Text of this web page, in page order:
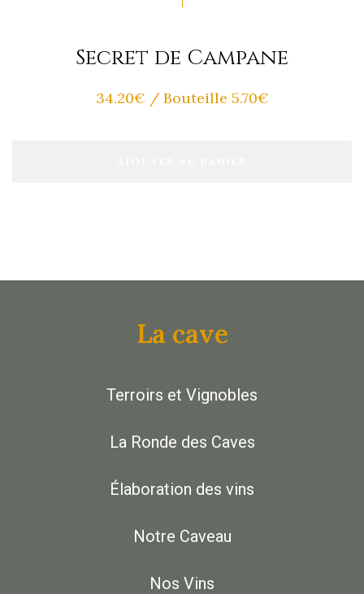
Secret de Campane
34.20€ / Bouteille 5.70€
La cave
Terroirs et Vignobles
La Ronde des Caves
Élaboration des vins
Notre Caveau
Nos Vins